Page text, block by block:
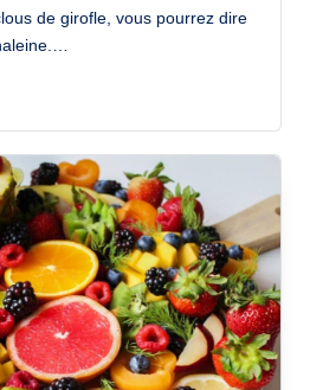
de girofle, vous pourrez dire